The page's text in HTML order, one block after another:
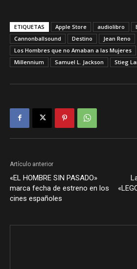
ETIQUETAS Apple Store audiolibro
Cannonballsound
Destino
Jean Reno
Los Hombres que no Amaban a las Mujeres
Millennium
Samuel L. Jackson Stieg
Artículo anterior
«EL HOMBRE SIN PASADO»
marca fecha de estreno en los
cines españoles